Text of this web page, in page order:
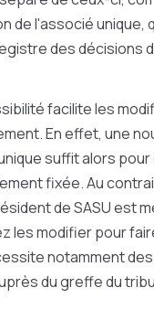
de l'associé unique,
des décisions
facilite les
En effet, une
suffit alors pour
fixée. Au
de SASU est
les modifier pour
notamment
du greffe du